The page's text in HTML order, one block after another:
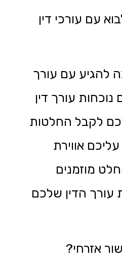
עם עורכי דין
להגיע עם עורך
נוכחות עורך דין
לקבל החלטות
אווירת
מוזמנים
הדין שלכם
אזרחי?